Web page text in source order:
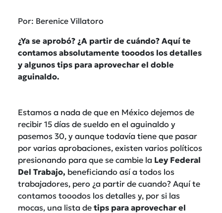
Por: Berenice Villatoro
¿Ya se aprobó? ¿A partir de cuándo? Aquí te
contamos absolutamente tooodos los detalles
y algunos tips para aprovechar el doble
aguinaldo.
Estamos a nada de que en México dejemos de
recibir 15 días de sueldo en el aguinaldo y
pasemos 30, y aunque todavía tiene que pasar
por varias aprobaciones, existen varios políticos
presionando para que se cambie la Ley Federal
Del Trabajo, beneficiando así a todos los
trabajadores, pero ¿a partir de cuando? Aquí te
contamos tooodos los detalles y, por si las
mocas, una lista de tips para aprovechar el